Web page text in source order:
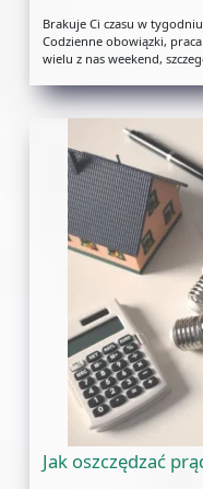
Brakuje Ci czasu w
Codzienne obowiązki,
wielu z nas weekend,
Jak oszczędzać